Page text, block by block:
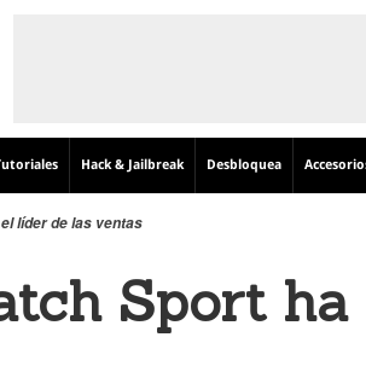
Hack & Jailbreak Desbloquea
líder de las ventas
Sport